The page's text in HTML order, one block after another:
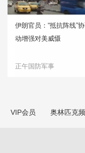
伊朗官员：“抵抗阵线”
动增强对美威慑
正午国防军事
VIP会员 奥林匹克